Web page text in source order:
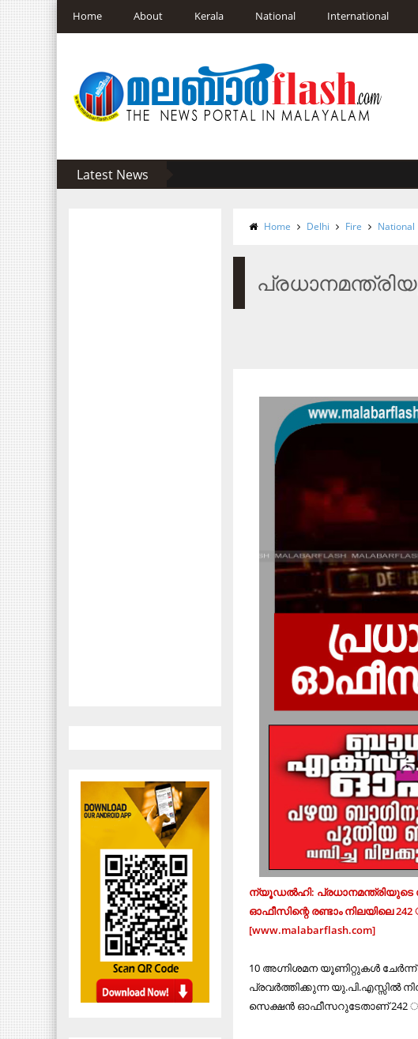
Home About Kerala National International
Latest News
Home Delhi Fire National
ന്യൂഡല്‍ഹി: പ്രധാനമന്ത്രിയുടെ
ഓഫീസിന്റെ രണ്ടാം നിലയിലെ
[www.malabarflash.com]
10 അഗ്നിശമന യൂണിറ്റുകള്‍ ചേര്‍ന്ന്
പ്രവര്‍ത്തിക്കുന്ന യു.പി.എസ്സില്‍
സെക്ഷന്‍ ഓഫീസറുടേതാണ് 242